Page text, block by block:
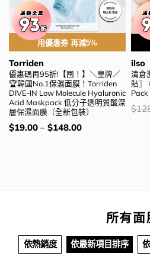
用優惠劵 再減5%
Torriden
優惠碼再95折!【囤！】＼皇牌／
🏆韓國No.1保濕面膜！Torriden
DIVE-IN Low Molecule Hyaluronic
Acid Maskpack 低分子透明質酸深
層保濕面膜〔全新包裝〕
價
錢：
$19.00– $148.00
ilso
清倉
貼〗
價
錢：
$
所有面
依熱銷度 依最新項目排序